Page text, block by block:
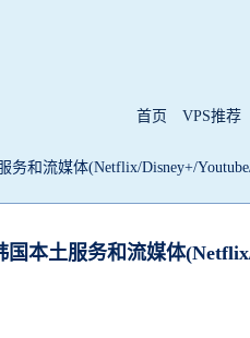
首页 VPS推荐
和流媒体(Netflix/Disney+/
本土服务和流媒体